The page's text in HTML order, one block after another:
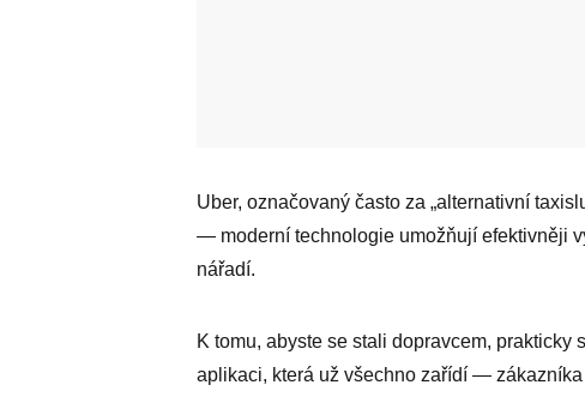
Uber, označovaný často za „alternativní
— moderní technologie umožňují efektivněji
nářadí.
K tomu, abyste se stali dopravcem,
aplikaci, která už všechno zařídí — zákazníka